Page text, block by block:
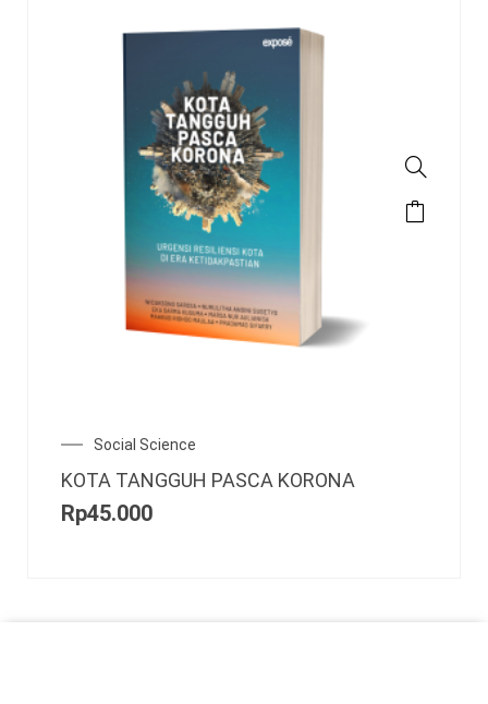
Social Science
KOTA TANGGUH PASCA KORONA
Rp45.000